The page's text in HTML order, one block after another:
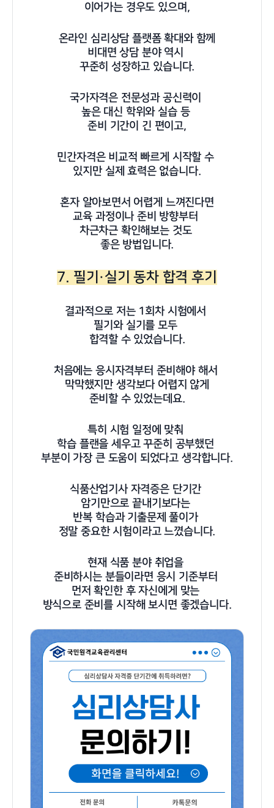
이어가는 경우도 있으며,
온라인 심리상담 플랫폼 확대와 함께
비대면 상담 분야 역시
꾸준히 성장하고 있습니다.
국가자격은 전문성과 공신력이
높은 대신 학위와 실습 등
준비 기간이 긴 편이고,
민간자격은 비교적 빠르게 시작할 수
있지만 실제 효력은 없습니다.
혼자 알아보면서 어렵게 느껴진다면
교육 과정이나 준비 방향부터
차근차근 확인해보는 것도
좋은 방법입니다.
7. 필기·실기 동차 합격 후기
결과적으로 저는 1회차 시험에서
필기와 실기를 모두
합격할 수 있었습니다.
처음에는 응시자격부터 준비해야 해서
막막했지만 생각보다 어렵지 않게
준비할 수 있었는데요.
특히 시험 일정에 맞춰
학습 플랜을 세우고 꾸준히 공부했던
부분이 가장 큰 도움이 되었다고 생각합니다.
식품산업기사 자격증은 단기간
암기만으로 끝내기보다는
반복 학습과 기출문제 풀이가
정말 중요한 시험이라고 느꼈습니다.
현재 식품 분야 취업을
준비하시는 분들이라면 응시 기준부터
먼저 확인한 후 자신에게 맞는
방식으로 준비를 시작해 보시면 좋겠습니다.